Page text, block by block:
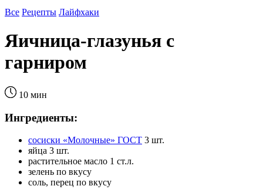
Все Рецепты Лайфхаки
Яичница-глазунья с
гарниром
10 мин
Ингредиенты:
сосиски «Молочные» ГОСТ 3 шт.
яйца 3 шт.
растительное масло 1 ст.л.
зелень по вкусу
соль, перец по вкусу